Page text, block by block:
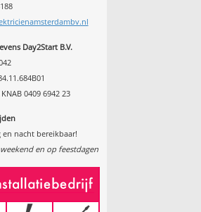
Day2Start B.V.
0409 6942 23
en nacht bereikbaar!
en op feestdagen